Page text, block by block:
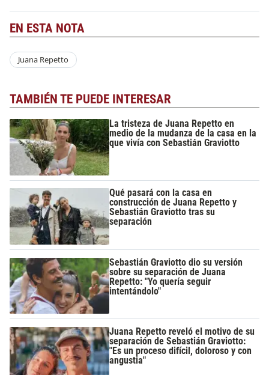
EN ESTA NOTA
Juana Repetto
TAMBIÉN TE PUEDE INTERESAR
La tristeza de Juana Repetto en
medio de la mudanza de la casa en la
que vivía con Sebastián Graviotto
Qué pasará con la casa en
construcción de Juana Repetto y
Sebastián Graviotto tras su
separación
Sebastián Graviotto dio su versión
sobre su separación de Juana
Repetto: "Yo quería seguir
intentándolo"
Juana Repetto reveló el motivo de su
separación de Sebastián Graviotto:
"Es un proceso difícil, doloroso y con
angustia"